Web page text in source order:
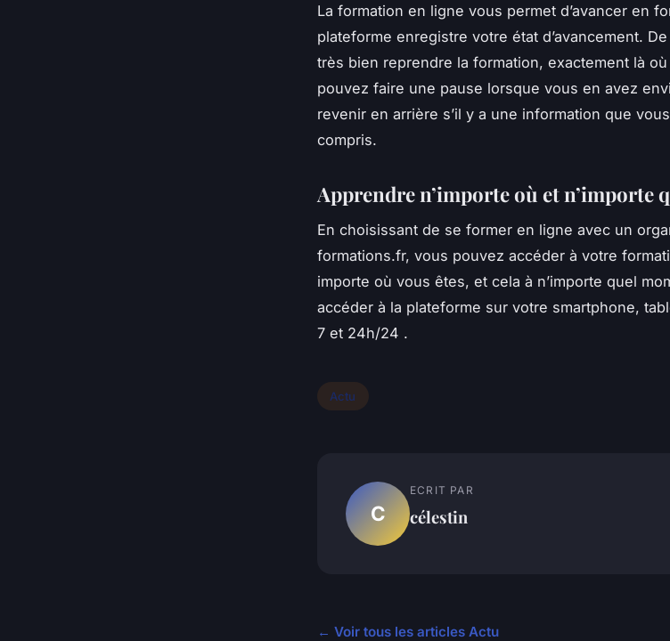
La formation en ligne vous permet d’avancer en
plateforme enregistre votre état d’avancement.
très bien reprendre la formation, exactement là
pouvez faire une pause lorsque vous en avez
revenir en arrière s’il y a une information que
compris.
Apprendre n’importe où et n’importe
En choisissant de se former en ligne avec un
formations.fr, vous pouvez accéder à votre
importe où vous êtes, et cela à n’importe quel
accéder à la plateforme sur votre smartphone,
7 et 24h/24 .
Actu
C
ECRIT PAR
célestin
← Voir tous les articles Actu